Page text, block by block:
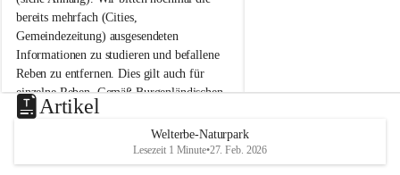
n
a
m
N
e
u
s
d
bereits mehrfach (Cities,
Gemeindezeitung) ausgesendeten
Informationen zu studieren und befallene
Reben zu entfernen. Dies gilt auch für
einzelne Reben. Gemäß Burgenländischen
Weinbaugesetz sind nicht gepflegte oder
unzulässige Weingärten zu roden! Bitte
helfen wir zusammen um unsere Winzer
vor den prognostizierten Ernteausfällen
u
e
d
Artikel
Welterbe-Naturpark
Lesezeit 1 Minute•27. Feb. 2026